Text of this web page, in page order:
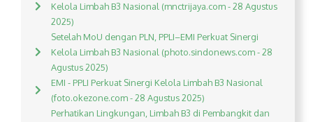
Kelola Limbah B3 Nasional (mnctrijaya.com - 28 Agustus
2025)
Setelah MoU dengan PLN, PPLI–EMI Perkuat Sinergi
Kelola Limbah B3 Nasional (photo.sindonews.com - 28
Agustus 2025)
EMI - PPLI Perkuat Sinergi Kelola Limbah B3 Nasional
(foto.okezone.com - 28 Agustus 2025)
Perhatikan Lingkungan, Limbah B3 di Pembangkit dan